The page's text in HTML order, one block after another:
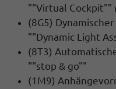
""Virtual Cockpit""
(8G5)
""Dynamic Light
(8T3)
""stop & go""
(1M9)